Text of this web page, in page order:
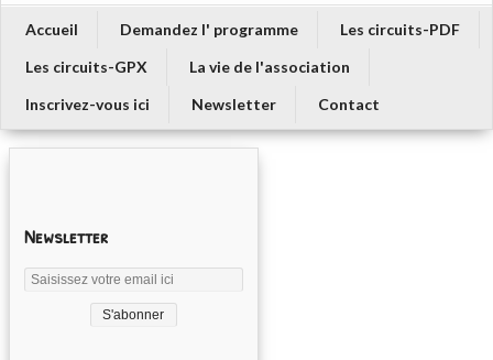
Accueil Demandez l' programme
Les circuits-PDF
Les circuits-GPX
La vie de l'association
Inscrivez-vous ici
Newsletter Contact
Newsletter